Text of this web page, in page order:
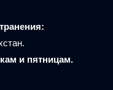
и пятницам.